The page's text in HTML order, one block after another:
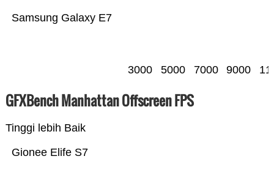
Samsung Galaxy E7
3000 5000 7000 9000
GFXBench Manhattan Offscreen FPS
Tinggi lebih Baik
Gionee Elife S7